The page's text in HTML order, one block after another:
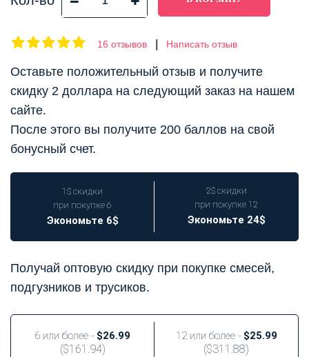
16 отзывов Написать отзыв
Оставьте положительный отзыв и получите
скидку 2 доллара на следующий заказ на нашем
сайте.
После этого вы получите 200 баллов на свой
бонусный счет.
1$ скидки
при покупке 6
Экономьте 6$
2$ скидки
при покупке 12
Экономьте 24$
Получай оптовую скидку при покупке смесей,
подгузников и трусиков.
6 или более - $26.99
($161.94)
12 или более - $25.99
($311.88)